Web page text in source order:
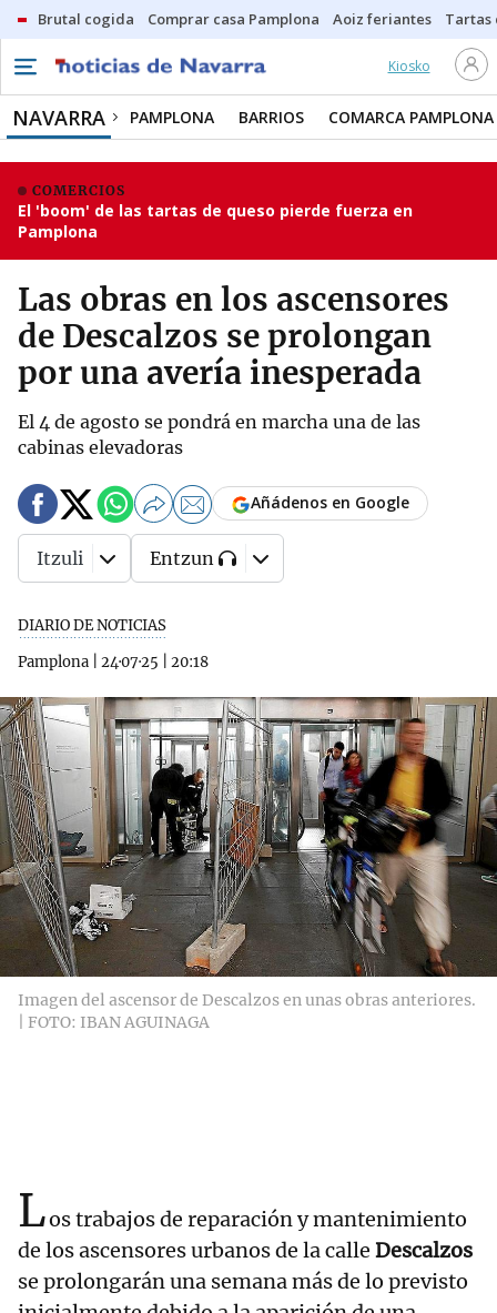
Brutal cogida Comprar casa Pamplona Aoiz feriantes Tartas
Kiosko
NAVARRA PAMPLONA BARRIOS COMARCA PAMPLONA
COMERCIOS
El 'boom' de las tartas de queso pierde fuerza en
Pamplona
Las obras en los ascensores
de Descalzos se prolongan
por una avería inesperada
El 4 de agosto se pondrá en marcha una de las
cabinas elevadoras
DIARIO DE NOTICIAS
Pamplona
24·07·25 20:18
Añádenos en Google
Itzuli Entzun
Imagen del ascensor de Descalzos en unas obras anteriores.
| FOTO: IBAN AGUINAGA
Los trabajos de reparación y mantenimiento
de los ascensores urbanos de la calle Descalzos
se prolongarán una semana más de lo previsto